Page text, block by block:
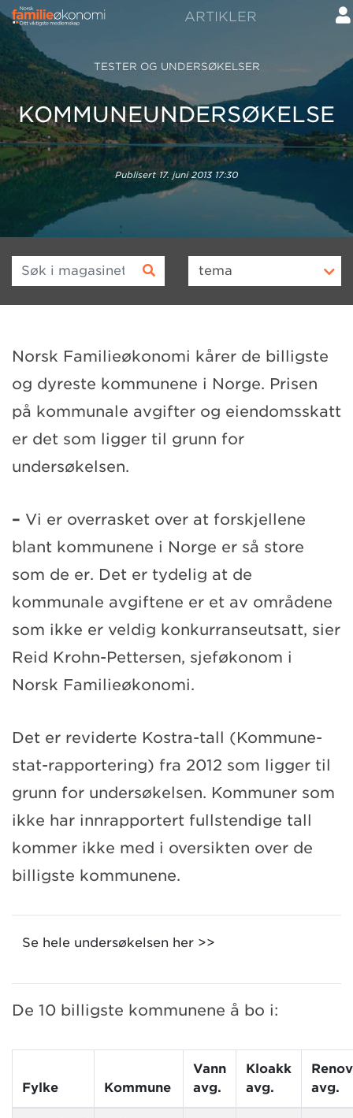
ARTIKLER
TESTER OG UNDERSØKELSER
KOMMUNEUNDERSØKELSE
Publisert17. juni 2013 17:30
Søk i magasinet tema
Norsk Familieøkonomi kårer de billigste
og dyreste kommunene i Norge. Prisen
på kommunale avgifter og eiendomsskatt
er det som ligger til grunn for
undersøkelsen.
– Vi er overrasket over at forskjellene
blant kommunene i Norge er så store
som de er. Det er tydelig at de
kommunale avgiftene er et av områdene
som ikke er veldig konkurranseutsatt, sier
Reid Krohn-Pettersen, sjeføkonom i
Norsk Familieøkonomi.
Det er reviderte Kostra-tall (Kommune-
stat-rapportering) fra 2012 som ligger til
grunn for undersøkelsen. Kommuner som
ikke har innrapportert fullstendige tall
kommer ikke med i oversikten over de
billigste kommunene.
Se hele undersøkelsen her >>
De 10 billigste kommunene å bo i:
Fylke Kommune
Vann
avg.
Kloakk
avg.
avg.